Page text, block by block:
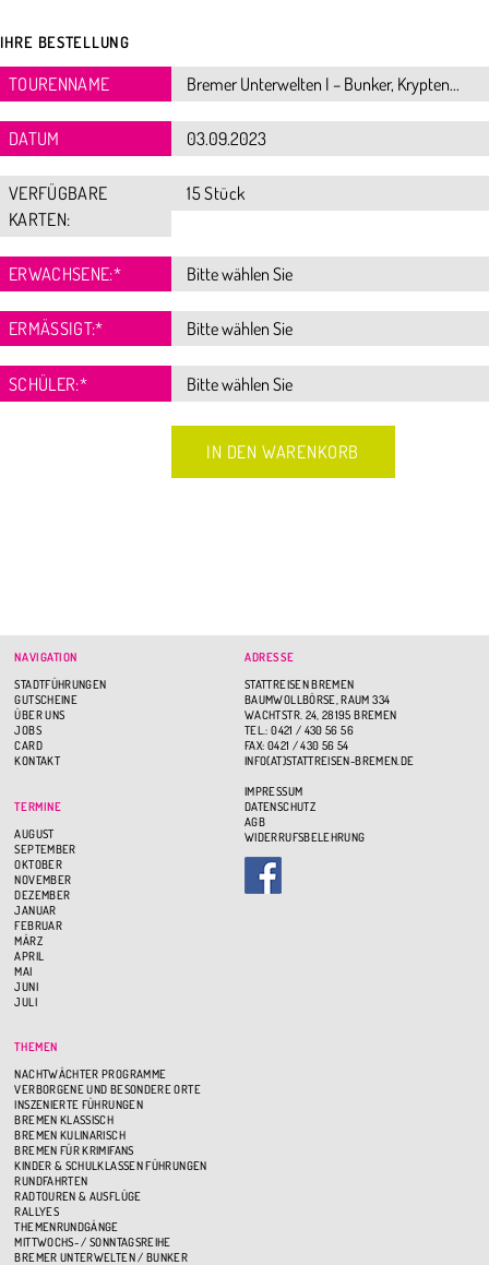
IHRE BESTELLUNG
TOURENNAME
DATUM
VERFÜGBARE
KARTEN:
15 Stück
ERWACHSENE:*
ERMÄSSIGT:*
SCHÜLER:*
NAVIGATION
STADTFÜHRUNGEN
GUTSCHEINE
ÜBER UNS
JOBS
CARD
KONTAKT
TERMINE
AUGUST
SEPTEMBER
OKTOBER
NOVEMBER
DEZEMBER
JANUAR
FEBRUAR
MÄRZ
APRIL
MAI
JUNI
JULI
THEMEN
NACHTWÄCHTER PROGRAMME
VERBORGENE UND BESONDERE ORTE
INSZENIERTE FÜHRUNGEN
BREMEN KLASSISCH
BREMEN KULINARISCH
BREMEN FÜR KRIMIFANS
KINDER & SCHULKLASSEN FÜHRUNGEN
RUNDFAHRTEN
RADTOUREN & AUSFLÜGE
RALLYES
THEMENRUNDGÄNGE
MITTWOCHS- / SONNTAGSREIHE
BREMER UNTERWELTEN / BUNKER
ADRESSE
STATTREISEN BREMEN
BAUMWOLLBÖRSE, RAUM 334
WACHTSTR. 24, 28195 BREMEN
TEL.: 0421 / 430 56 56
FAX: 0421 / 430 56 54
INFO(AT)STATTREISEN-BREMEN.DE
IMPRESSUM
DATENSCHUTZ
AGB
WIDERRUFSBELEHRUNG